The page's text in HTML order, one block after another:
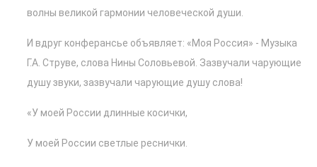
волны великой гармонии человеческой души.
И вдруг конферансье объявляет: «Моя Россия» - Музыка
Г.А. Струве, слова Нины Соловьевой. Зазвучали чарующие
душу звуки, зазвучали чарующие душу слова!
«У моей России длинные косички,
У моей России светлые реснички.